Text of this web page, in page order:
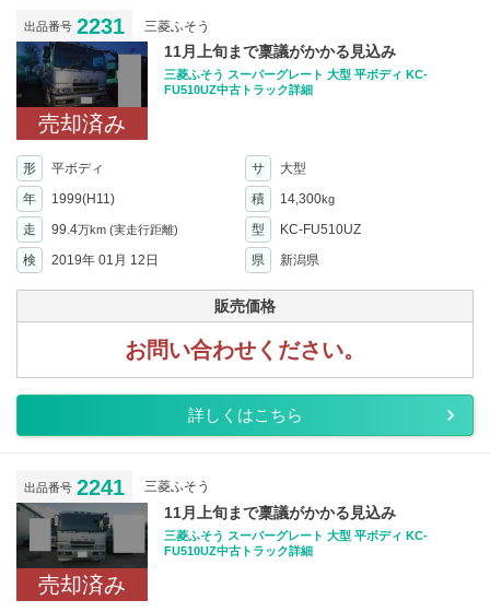
出品番号 2231 三菱ふそう
売却済み
11月上旬まで稟議がかかる見込み
三菱ふそう スーパーグレート 大型 平ボディ KC-
FU510UZ中古トラック詳細
形 平ボディ サ
大型
年
1999(H11) 積 14,300kg
走 99.4万km (実走行距離) 型
KC-FU510UZ
検
2019年 01月 12日 県 新潟県
販売価格
お問い合わせください。
詳しくはこちら
出品番号 2241 三菱ふそう
売却済み
11月上旬まで稟議がかかる見込み
三菱ふそう スーパーグレート 大型 平ボディ KC-
FU510UZ中古トラック詳細